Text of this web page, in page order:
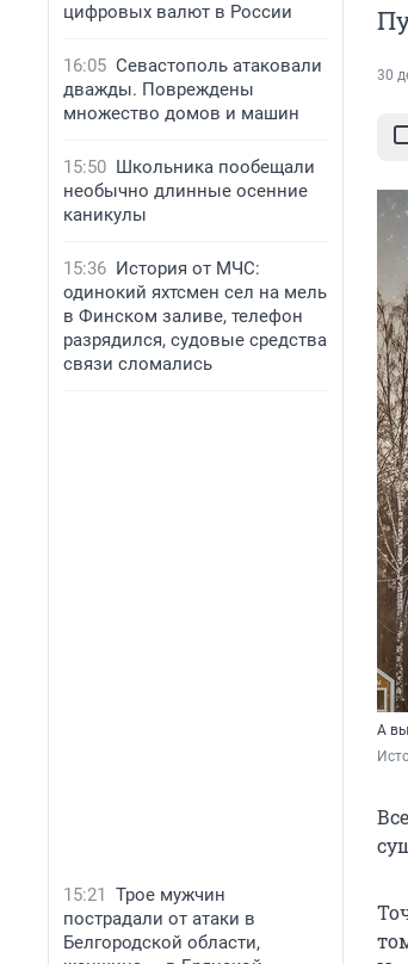
цифровых валют в России
16:05 Севастополь атаковали
дважды. Повреждены
множество домов и машин
15:50 Школьника пообещали
необычно длинные осенние
каникулы
15:36 История от МЧС:
одинокий яхтсмен сел на мель
в Финском заливе, телефон
разрядился, судовые средства
связи сломались
15:21 Трое мужчин
пострадали от атаки в
Белгородской области,
30
А вы